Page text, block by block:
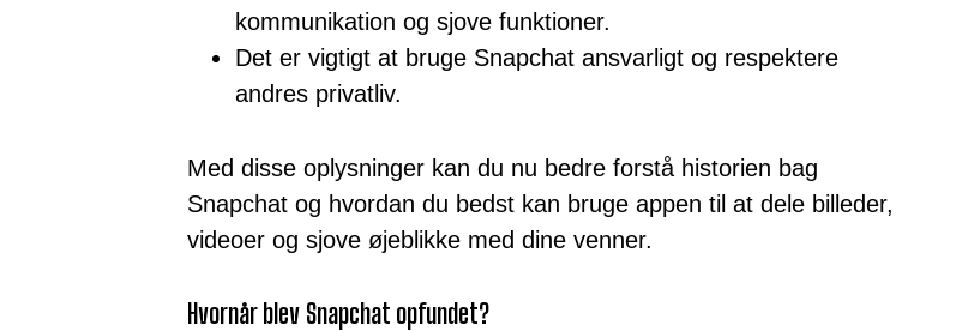
kommunikation og sjove funktioner.
Det er vigtigt at bruge Snapchat ansvarligt og respektere
andres privatliv.
Med disse oplysninger kan du nu bedre forstå historien bag
Snapchat og hvordan du bedst kan bruge appen til at dele billeder,
videoer og sjove øjeblikke med dine venner.
Hvornår blev Snapchat opfundet?